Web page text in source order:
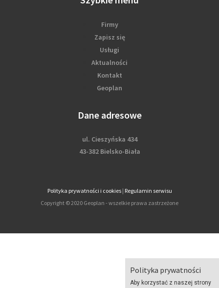
Polityka prywatności
Aby korzystać z naszej strony
Firmy
Zapisz się
Usługi
Aktualności
Kontakt
Geoplan
Dane adresowe
ul. Cieszyńska 434
43-382 Bielsko-Biała
Polityka prywatności i cookies| Regulamin serwisu
Copyright © 2020 Geoplan - wszelkie prawa zastrzeżone